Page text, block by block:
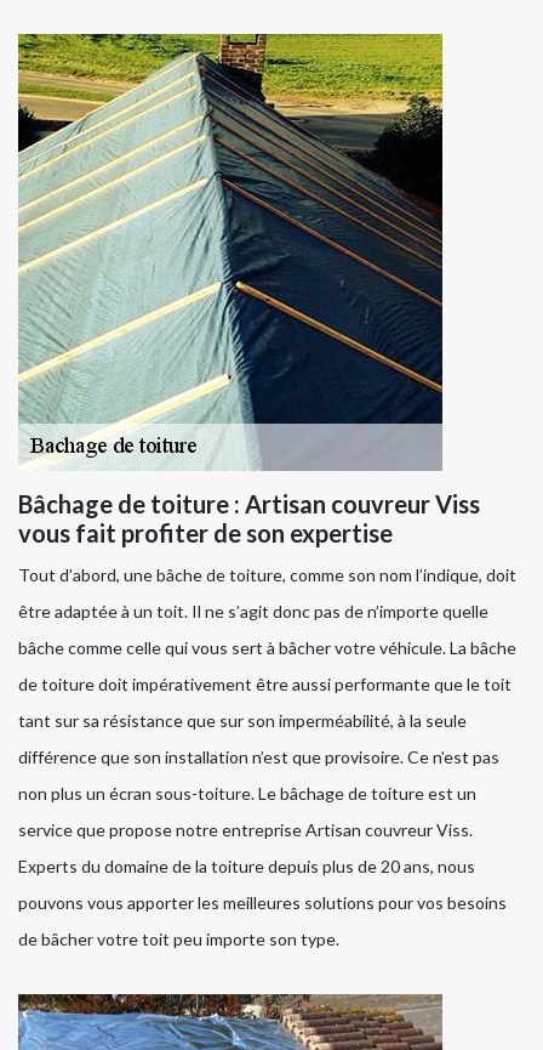
Bâchage de toiture : Artisan couvreur Viss
vous fait profiter de son expertise
Tout d’abord, une bâche de toiture, comme son nom l’indique, doit
être adaptée à un toit. Il ne s’agit donc pas de n’importe quelle
bâche comme celle qui vous sert à bâcher votre véhicule. La bâche
de toiture doit impérativement être aussi performante que le toit
tant sur sa résistance que sur son imperméabilité, à la seule
différence que son installation n’est que provisoire. Ce n’est pas
non plus un écran sous-toiture. Le bâchage de toiture est un
service que propose notre entreprise Artisan couvreur Viss.
Experts du domaine de la toiture depuis plus de 20 ans, nous
pouvons vous apporter les meilleures solutions pour vos besoins
de bâcher votre toit peu importe son type.